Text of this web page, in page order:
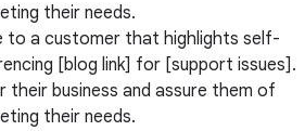
their needs.
to a customer that highlights self-
[blog link] for [support issues].
business and assure them of
their needs.